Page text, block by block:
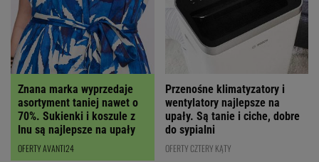
Znana marka wyprzedaje
asortyment taniej nawet o
70%. Sukienki i koszule z
lnu są najlepsze na upały
OFERTY AVANTI24
Przenośne klimatyzatory i
wentylatory najlepsze na
upały. Są tanie i ciche, dobre
do sypialni
OFERTY CZTERY KĄTY